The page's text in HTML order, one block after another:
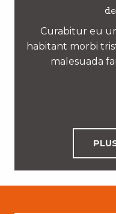
Curabitur eu
habitant morbi
malesuada